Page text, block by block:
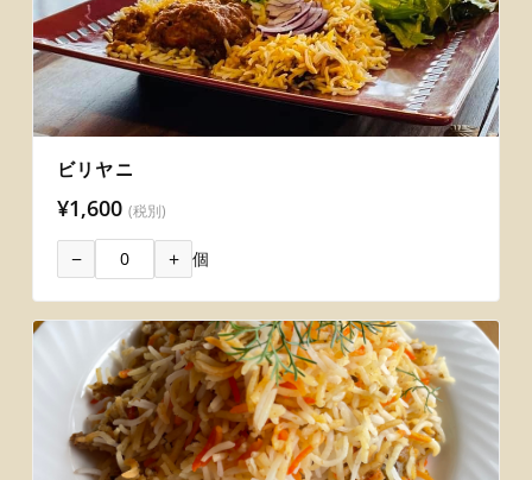
ビリヤニ
¥1,600 (税別)
− + 個